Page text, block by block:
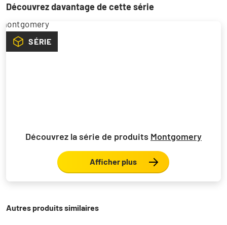
Découvrez davantage de cette série
SÉRIE
Découvrez la série de produits Montgomery
Afficher plus
Autres produits similaires